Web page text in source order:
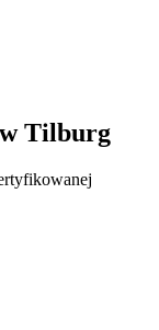
w Tilburg